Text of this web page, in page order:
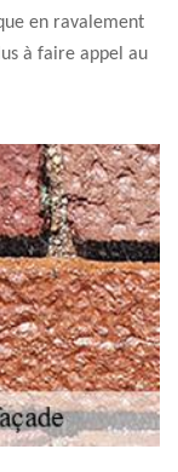
en ravalement
à faire appel au